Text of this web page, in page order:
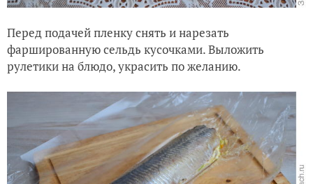
Перед подачей пленку снять и нарезать
фаршированную сельдь кусочками. Выложить
рулетики на блюдо, украсить по желанию.